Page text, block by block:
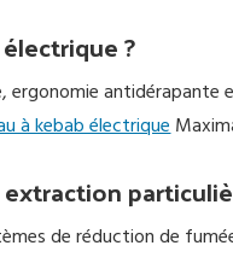
?
ergonomie
à kebab électrique
de réduction de